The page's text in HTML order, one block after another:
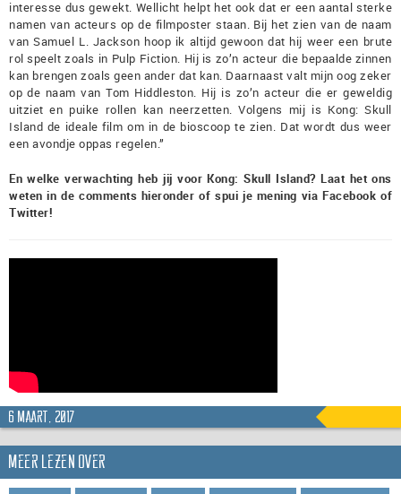
interesse dus gewekt. Wellicht helpt het ook dat er een aantal sterke
namen van acteurs op de filmposter staan. Bij het zien van de naam
van Samuel L. Jackson hoop ik altijd gewoon dat hij weer een brute
rol speelt zoals in Pulp Fiction. Hij is zo’n acteur die bepaalde zinnen
kan brengen zoals geen ander dat kan. Daarnaast valt mijn oog zeker
op de naam van Tom Hiddleston. Hij is zo’n acteur die er geweldig
uitziet en puike rollen kan neerzetten. Volgens mij is Kong: Skull
Island de ideale film om in de bioscoop te zien. Dat wordt dus weer
een avondje oppas regelen.”
En welke verwachting heb jij voor Kong: Skull Island? Laat het ons
weten in de comments hieronder of spui je mening via Facebook of
Twitter!
6 maart, 2017
Meer lezen over